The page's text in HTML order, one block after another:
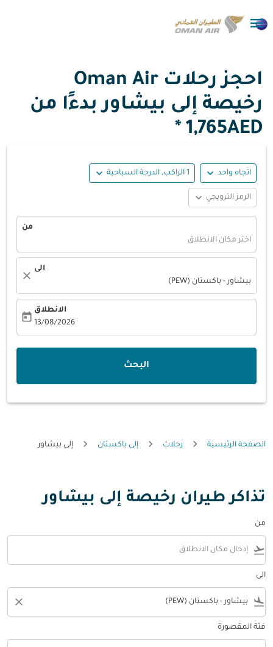

احجز رحلات Oman Air
رخيصة إلى بيشاور بدءًا من
1,765AED *
اتجاه واحد expand_more 1 الراكب, الدرجة السياحية expand_more
الرمز الترويجي expand_more
من
اختر مكان الانطلاق
الى
بيشاور - باكستان (PEW)
close
الانطلاق
13/08/2026
today
البحث
الصفحة الرئيسية رحلات إلى باكستان إلى بيشاور
تذاكر طيران رخيصة إلى بيشاور
من
flight_takeoff
الى
flight_land
close
فئة المقصورة